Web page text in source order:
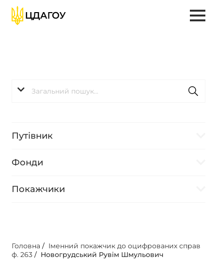
Путівник
Фонди
Покажчики
Головна / Іменний покажчик до оцифрованих справ
ф. 263 / Новогрудський Рувім Шмульович